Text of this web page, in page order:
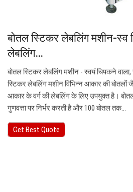
बोतल स्टिकर लेबलिंग मशीन-स्व
लेबलिंग…
बोतल स्टिकर लेबलिंग मशीन - स्वयं चिपकने
स्टिकर लेबलिंग मशीन विभिन्न आकार की बोतलों
आकार के वर्ग की लेबलिंग के लिए उपयुक्त है।
गुणवत्ता पर निर्भर करती है और 100 बोतल तक…
Get Best Quote